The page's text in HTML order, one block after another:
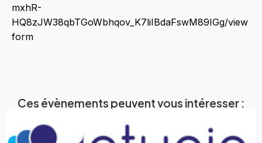
mxhR-
HQ8zJW38qbTGoWbhqov_K7liIBdaFswM89IGg/view
form
Ces évènements peuvent vous intéresser :